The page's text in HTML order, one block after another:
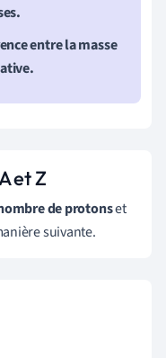
entre la masse
et Z
de protonset
suivante.